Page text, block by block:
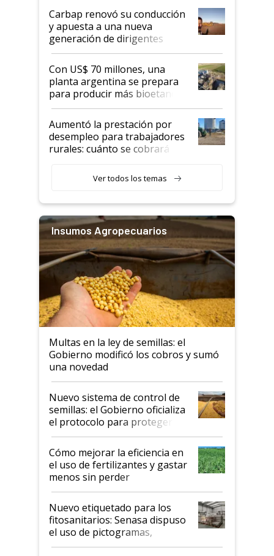
Carbap renovó su conducción
y apuesta a una nueva
generación de dirigentes
rurales
Con US$ 70 millones, una
planta argentina se prepara
para producir más bioetanol
que nunca
Aumentó la prestación por
desempleo para trabajadores
rurales: cuánto se cobrará
Ver todos los temas
Insumos Agropecuarios
Multas en la ley de semillas: el
Gobierno modificó los cobros y sumó
una novedad
Nuevo sistema de control de
semillas: el Gobierno oficializa
el protocolo para proteger la
propiedad intelectual
Cómo mejorar la eficiencia en
el uso de fertilizantes y gastar
menos sin perder
productividad en la campaña
fina
Nuevo etiquetado para los
fitosanitarios: Senasa dispuso
el uso de pictogramas,
palabras de advertencia e